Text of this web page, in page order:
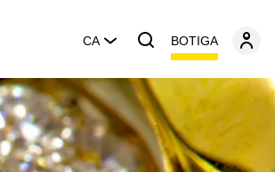
CA BOTIGA